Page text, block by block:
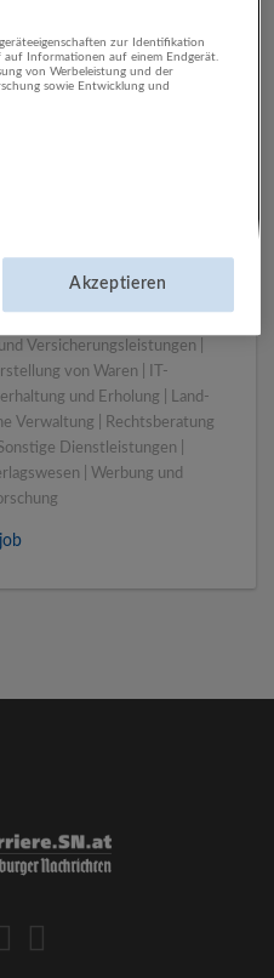
Versicherungsleistungen |
von Waren | IT-
und Erholung | Land-
Verwaltung | Rechtsberatung
Dienstleistungen |
| Werbung und
zur Identifikation
Informationen auf einem Endgerät.
von Werbeleistung und der
sowie Entwicklung und
Akzeptieren